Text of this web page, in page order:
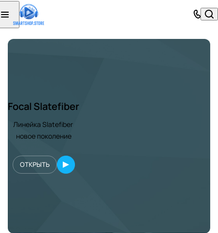
Focal Slatefiber
Линейка Slatefiber
новое поколение
ОТКРЫТЬ